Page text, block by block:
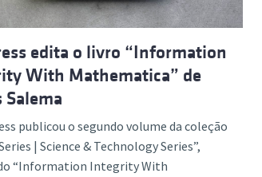
edita o livro “Information
With Mathematica” de
Salema
publicou o segundo volume da coleção
| Science & Technology Series”,
“Information Integrity With